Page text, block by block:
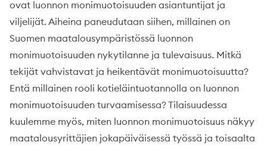
ovat luonnon monimuotoisuuden asiantuntijat ja
viljelijät. Aiheina paneudutaan siihen, millainen on
Suomen maatalousympäristössä luonnon
monimuotoisuuden nykytilanne ja tulevaisuus. Mitkä
tekijät vahvistavat ja heikentävät monimuotoisuutta?
Entä millainen rooli kotieläintuotannolla on luonnon
monimuotoisuuden turvaamisessa? Tilaisuudessa
kuulemme myös, miten luonnon monimuotoisuus näkyy
maatalousyrittäjien jokapäiväisessä työssä ja toisaalta